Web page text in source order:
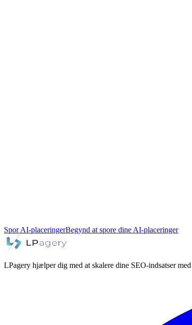
Spor AI-placeringerBegynd at spore dine AI-placeringer
LPagery hjælper dig med at skalere dine SEO-indsatser